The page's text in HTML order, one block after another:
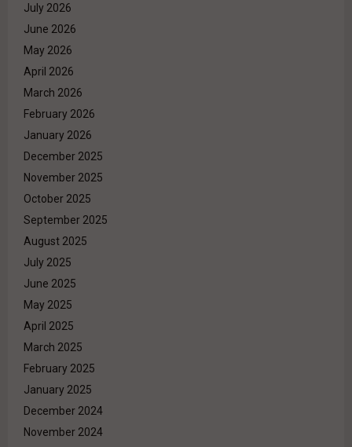
July 2026
June 2026
May 2026
April 2026
March 2026
February 2026
January 2026
December 2025
November 2025
October 2025
September 2025
August 2025
July 2025
June 2025
May 2025
April 2025
March 2025
February 2025
January 2025
December 2024
November 2024